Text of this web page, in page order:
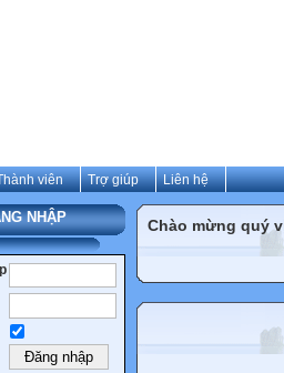
viên Trợ giúp Liên hệ
NHẬP Chào mừng quý